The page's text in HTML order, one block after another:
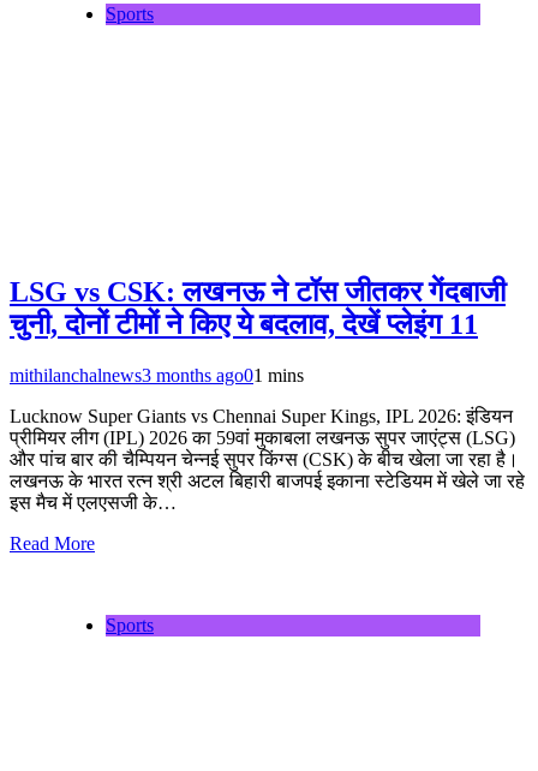
Sports
LSG vs CSK: लखनऊ ने टॉस जीतकर गेंदबाजी
चुनी, दोनों टीमों ने किए ये बदलाव, देखें प्लेइंग 11
mithilanchalnews3 months ago01 mins
Lucknow Super Giants vs Chennai Super Kings, IPL 2026: इंडियन
प्रीमियर लीग (IPL) 2026 का 59वां मुकाबला लखनऊ सुपर जाएंट्स (LSG)
और पांच बार की चैम्पियन चेन्नई सुपर किंग्स (CSK) के बीच खेला जा रहा है।
लखनऊ के भारत रत्न श्री अटल बिहारी बाजपई इकाना स्टेडियम में खेले जा रहे
इस मैच में एलएसजी के…
Read More
Sports